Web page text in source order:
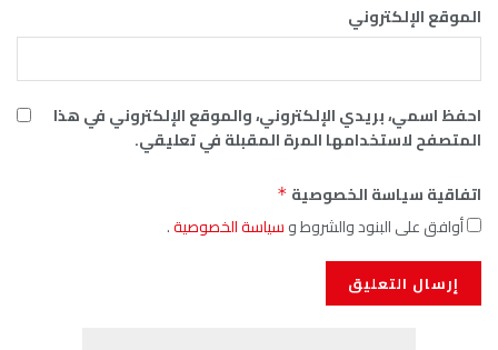
الموقع الإلكتروني
احفظ اسمي، بريدي الإلكتروني، والموقع الإلكتروني في هذا
المتصفح لاستخدامها المرة المقبلة في تعليقي.
اتفاقية سياسة الخصوصية *
أوافق على البنود والشروط وسياسة الخصوصية.